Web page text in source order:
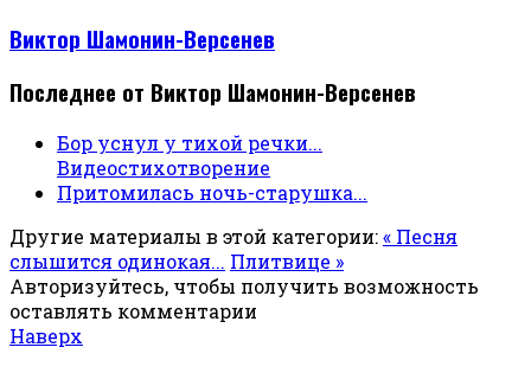
Виктор Шамонин-Версенев
Последнее от Виктор Шамонин-Версенев
Бор уснул у тихой речки...
Видеостихотворение
Притомилась ночь-старушка...
Другие материалы в этой категории:« Песня
слышится одинокая... Плитвице »
Авторизуйтесь, чтобы получить возможность
оставлять комментарии
Наверх